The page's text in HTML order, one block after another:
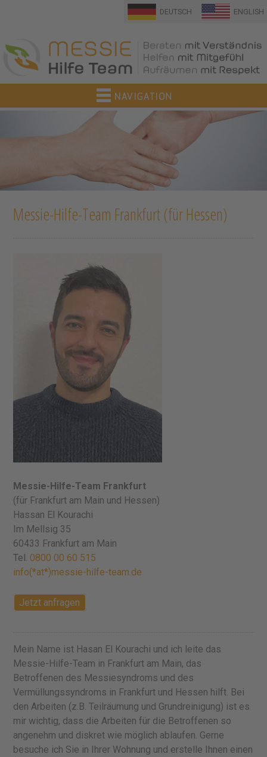
DEUTSCH ENGLISH
Messie-Hilfe-Team Frankfurt (für Hessen)
Messie-Hilfe-Team Frankfurt
(für Frankfurt am Main und Hessen)
Hassan El Kourachi
Im Mellsig 35
60433 Frankfurt am Main
Tel.0800 00 60 515
info(*at*)messie-hilfe-team.de
Jetzt anfragen
Mein Name ist Hasan El Kourachi und ich leite das
Messie-Hilfe-Team in Frankfurt am Main, das
Betroffenen des Messiesyndroms und des
Vermüllungssyndroms in Frankfurt und Hessen hilft. Bei
den Arbeiten (z.B. Teilräumung und Grundreinigung) ist es
mir wichtig, dass die Arbeiten für die Betroffenen so
angenehm und diskret wie möglich ablaufen. Gerne
besuche ich Sie in Ihrer Wohnung und erstelle Ihnen einen